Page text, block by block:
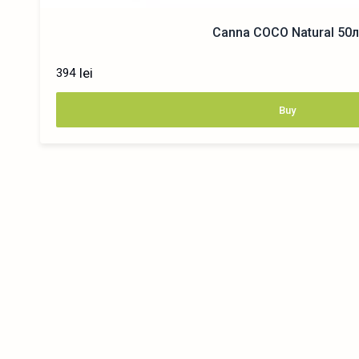
Canna COCO Natural
394 lei
Buy